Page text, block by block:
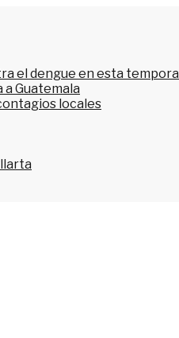
el dengue en esta
Guatemala
locales